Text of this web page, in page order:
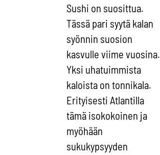
Sushi on suosittua.
Tässä pari syytä kalan
syönnin suosion
kasvulle viime vuosina.
Yksi uhatuimmista
kaloista on tonnikala.
Erityisesti Atlantilla
tämä isokokoinen ja
myöhään
sukukypsyyden